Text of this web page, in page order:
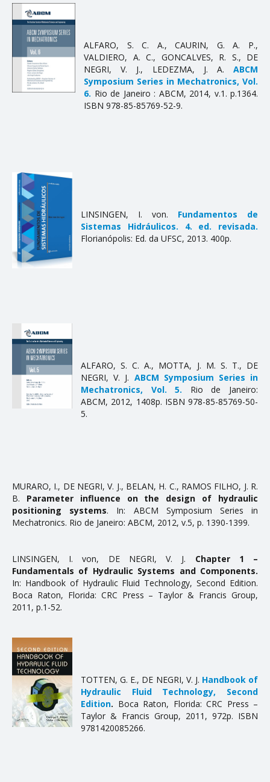
Trabalhos
PESQUISA E EXTENSÃO
Coluna de Carreira
Comunicações em Eventos
Eventos
Produtos, Cursos e Serviços Técnicos
NOTÍCIAS
CONTATO
ALFARO, S. C. A., CAURIN, G. A. P.,
VALDIERO, A. C., GONCALVES, R. S., DE
NEGRI, V. J., LEDEZMA, J. A. ABCM
Symposium Series in Mechatronics, Vol.
6. Rio de Janeiro : ABCM, 2014, v.1. p.1364.
ISBN 978-85-85769-52-9.
LINSINGEN, I. von. Fundamentos de
Sistemas Hidráulicos. 4. ed. revisada.
Florianópolis: Ed. da UFSC, 2013. 400p.
ALFARO, S. C. A., MOTTA, J. M. S. T., DE
NEGRI, V. J. ABCM Symposium Series in
Mechatronics, Vol. 5. Rio de Janeiro:
ABCM, 2012, 1408p. ISBN 978-85-85769-50-
5.
MURARO, I., DE NEGRI, V. J., BELAN, H. C., RAMOS FILHO, J. R.
B. Parameter influence on the design of hydraulic
positioning systems. In: ABCM Symposium Series in
Mechatronics. Rio de Janeiro: ABCM, 2012, v.5, p. 1390-1399.
LINSINGEN, I. von, DE NEGRI, V. J. Chapter 1 –
Fundamentals of Hydraulic Systems and Components.
In: Handbook of Hydraulic Fluid Technology, Second Edition.
Boca Raton, Florida: CRC Press – Taylor & Francis Group,
2011, p.1-52.
TOTTEN, G. E., DE NEGRI, V. J. Handbook of
Hydraulic Fluid Technology, Second
Edition. Boca Raton, Florida: CRC Press –
Taylor & Francis Group, 2011, 972p. ISBN
9781420085266.